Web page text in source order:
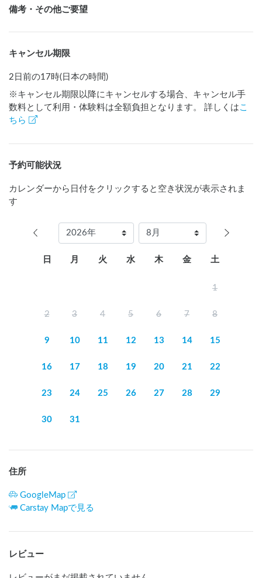
備考・その他ご要望
キャンセル期限
2日前の17時(日本の時間)
※キャンセル期限以降にキャンセルする場合、キャンセル手
数料として利用・体験料は全額負担となります。 詳しくは こ
ちら
予約可能状況
カレンダーから日付をクリックすると空き状況が表示されま
す
日 月 火 水 木 金 土
1
2 3 4 5 6 7 8
9 10 11 12 13 14 15
16 17 18 19 20 21 22
23 24 25 26 27 28 29
30 31
住所
GoogleMap
Carstay Mapで見る
レビュー